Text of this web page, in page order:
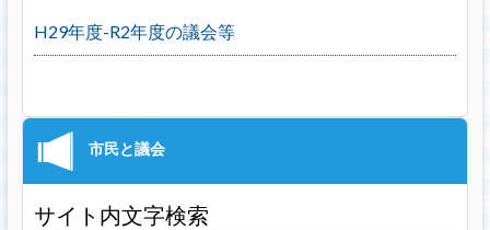
H29年度-R2年度の議会等
サイト内文字検索